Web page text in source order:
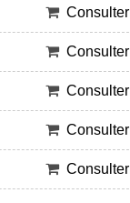
Consulter
Consulter
Consulter
Consulter
Consulter